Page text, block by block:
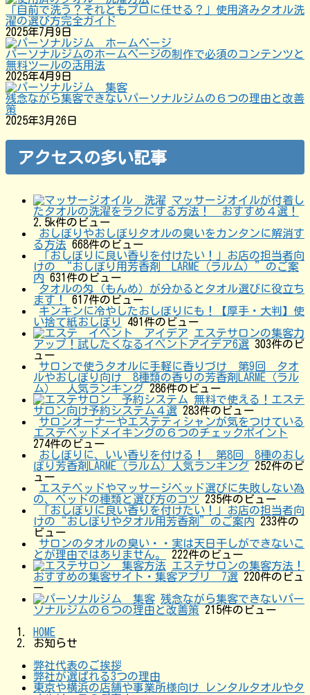
「自前で洗う？それともプロに任せる？」使用済みタオル洗
濯の選び方完全ガイド
2025年7月9日
パーソナルジムのホームページの制作で必須のコンテンツと
無料ツールの活用法
2025年4月9日
残念ながら集客できないパーソナルジムの６つの理由と改善
策
2025年3月26日
アクセスの多い記事
マッサージオイルが付着し
たタオルの洗濯をラクにする方法！ おすすめ４選！
2.5k件のビュー
おしぼりやおしぼりタオルの臭いをカンタンに解消す
る方法 668件のビュー
「おしぼりに良い香りを付けたい！」お店の担当者向
けの “おしぼり用芳香剤 LARME（ラルム）”のご案
内 631件のビュー
タオルの匁（もんめ）が分かるとタオル選びに役立ち
ます！
617件のビュー
キンキンに冷やしたおしぼりにも！【厚手・大判】使
い捨て紙おしぼり
491件のビュー
エステサロンの集客力
アップ！試したくなるイベントアイデア6選 303件のビ
ュー
サロンで使うタオルに手軽に香りづけ 第9回 タオ
ルやおしぼり向け 8種類の香りの芳香剤LARME（ラル
ム） 人気ランキング
286件のビュー
無料で使える！エステ
サロン向け予約システム４選
283件のビュー
サロンオーナーやエステティシャンが気をつけている
エステベッドメイキングの６つのチェックポイント
274件のビュー
おしぼりに、いい香りを付ける！ 第8回 8種のおし
ぼり芳香剤LARME（ラルム）人気ランキング
252件のビ
ュー
エステベッドやマッサージベッド選びに失敗しない為
の、ベッドの種類と選び方のコツ
235件のビュー
「おしぼりに良い香りを付けたい！」お店の担当者向
けの“おしぼりやタオル用芳香剤”のご案内
233件の
ビュー
サロンのタオルの臭い・・実は天日干しができないこ
とが理由ではありません。
222件のビュー
エステサロンの集客方法！
おすすめの集客サイト・集客アプリ 7選
220件のビュ
ー
残念ながら集客できないパー
ソナルジムの６つの理由と改善策
215件のビュー
HOME
お知らせ
弊社代表のご挨拶
弊社が選ばれる3つの理由
東京や横浜の店舗や事業所様向け レンタルタオルやタ